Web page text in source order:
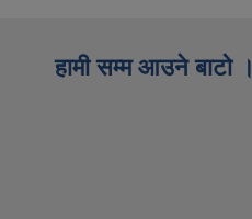
हामी सम्म आउने बाटो ।